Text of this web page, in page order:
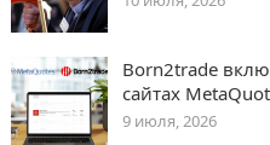
Born2trade
сайтах
9 июля, 2026